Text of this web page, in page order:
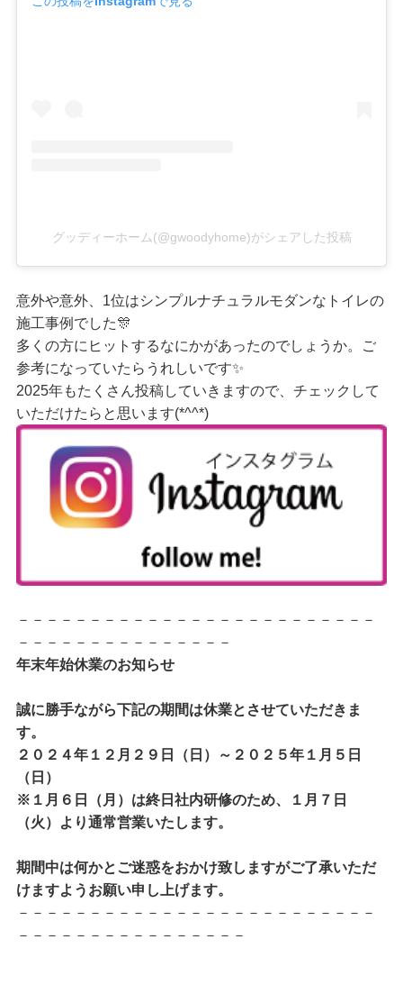
グッディーホーム(@gwoodyhome)がシェアした投稿
意外や意外、1位はシンプルナチュラルモダンなトイレの
施工事例でした🎊
多くの方にヒットするなにかがあったのでしょうか。ご
参考になっていたらうれしいです✨
2025年もたくさん投稿していきますので、チェックして
いただけたらと思います(*^^*)
－－－－－－－－－－－－－－－－－－－－－－－－－
－－－－－－－－－－－－－－－
年末年始休業のお知らせ
誠に勝手ながら下記の期間は休業とさせていただきま
す。
２０２４年１２月２９日（日）～２０２５年１月５日
（日）
※１月６日（月）は終日社内研修のため、１月７日
（火）より通常営業いたします。
期間中は何かとご迷惑をおかけ致しますがご了承いただ
けますようお願い申し上げます。
－－－－－－－－－－－－－－－－－－－－－－－－－
－－－－－－－－－－－－－－－－